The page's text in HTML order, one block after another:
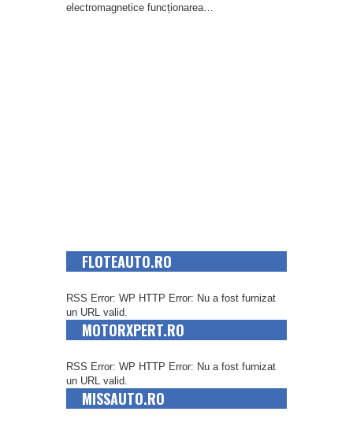
electromagnetice funcționarea…
FLOTEAUTO.RO
RSS Error: WP HTTP Error: Nu a fost furnizat
un URL valid.
MOTORXPERT.RO
RSS Error: WP HTTP Error: Nu a fost furnizat
un URL valid.
MISSAUTO.RO